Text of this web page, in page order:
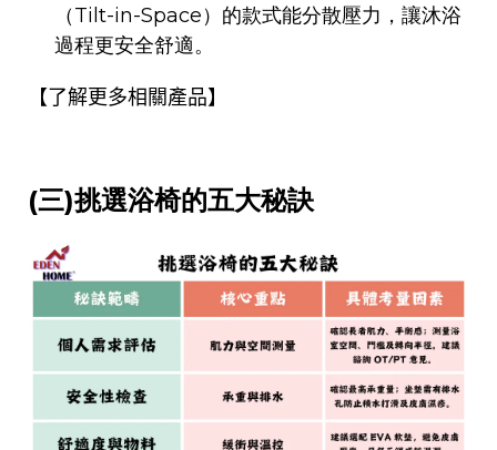
（Tilt-in-Space）的款式能分散壓力，讓沐浴
過程更安全舒適。
【了解更多相關產品】
(三)挑選浴椅的五大秘訣